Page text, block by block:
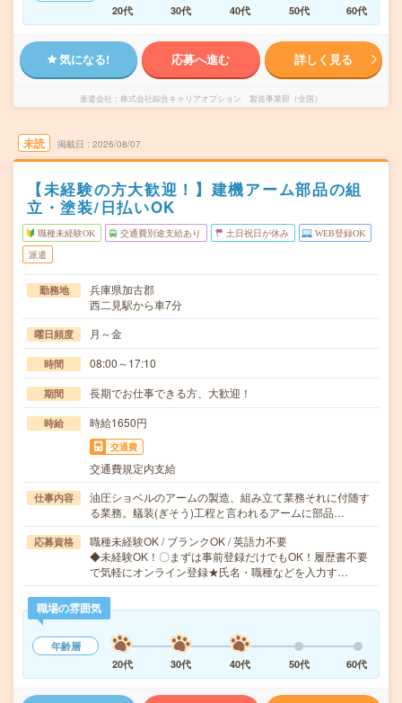
20代
30代 40代 50代 60代
気になる! 応募へ進む 詳しく見る
派遣会社 株式会社綜合キャリアオプション 製造事業部（全国）
未読 掲載日 2026/08/07
【未経験の方大歓迎！】建機アーム部品の組
立・塗装/日払いOK
職種未経験OK 交通費別途支給あり 土日祝日が休み WEB登録OK
派遣
勤務地
兵庫県加古郡
西二見駅から車7分
曜日頻度 月～金
時間 08:00～17:10
期間 長期でお仕事できる方、大歓迎！
時給 時給1650円
交通費
交通費規定内支給
仕事内容
油圧ショベルのアームの製造、組み立て業務それに付随す
る業務。艤装(ぎそう)工程と言われるアームに部品…
応募資格
職種未経験OK / ブランクOK / 英語力不要
◆未経験OK！〇まずは事前登録だけでもOK！履歴書不要
で気軽にオンライン登録★氏名・職種などを入力す…
職場の雰囲気
年齢層
20代
30代 40代 50代 60代